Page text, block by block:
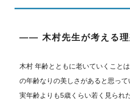
―― 木村先生が考える理
木村 年齢とともに老いていくこと
の年齢なりの美しさがあると思って
実年齢よりも5歳くらい若く見られ